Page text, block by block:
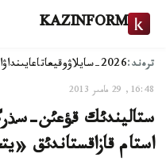
KAZINFORM
ترەند:2026-سايلاۋ وقيعاتاعايىنداۋ
16:48, 29 مامىر 2013
استام قازاقستاندئق